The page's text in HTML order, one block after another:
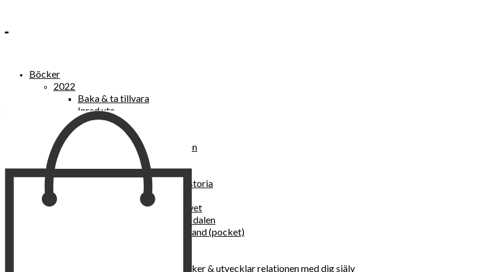
Böcker
2022
Baka & ta tillvara
Inred ute
Power Women
2021
Kvinnan som lekte med elden
“Vi vill nytt, vi begär plats”
Sånger vid avgrunden
Vattenvarelser : en kulturhistoria
Sannas fastebok
Happy skin : ung hud hela livet
Det lilla pensionatet i gröna dalen
I trygghetsnarkomanernas land (pocket)
Self Love – hur du läker, stärker & utvecklar relationen med dig själv